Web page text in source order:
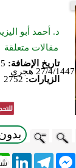
د. أحمد أبو
مقالات متعلقة
تاريخ الإضافة:
27/4/1447 هجري
الزيارات: 2752
Telegram
Messenger